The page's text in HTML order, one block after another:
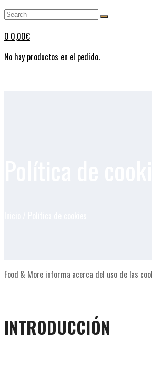
0 0,00€
No hay productos en el pedido.
Food & More informa acerca del uso de las
INTRODUCCIÓN